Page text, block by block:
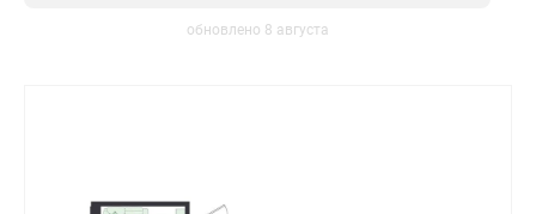
обновлено 8 августа